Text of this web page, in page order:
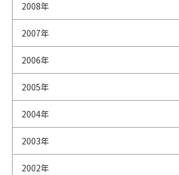
2008年
2007年
2006年
2005年
2004年
2003年
2002年